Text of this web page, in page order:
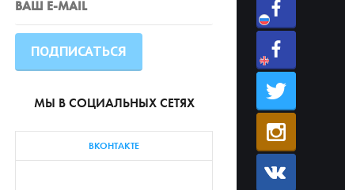
МЫ В СОЦИАЛЬНЫХ СЕТЯХ
ВКОНТАКТЕ